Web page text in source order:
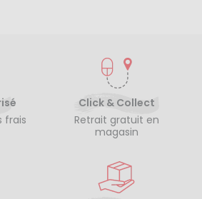
frais
Click & Collect
Retrait gratuit en
magasin